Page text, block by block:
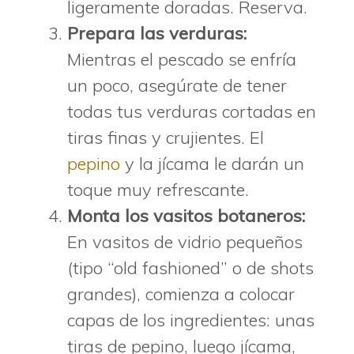
ligeramente doradas. Reserva.
Prepara las verduras:
Mientras el pescado se enfría
un poco, asegúrate de tener
todas tus verduras cortadas en
tiras finas y crujientes. El
pepino y la jícama le darán un
toque muy refrescante.
Monta los vasitos botaneros:
En vasitos de vidrio pequeños
(tipo “old fashioned” o de shots
grandes), comienza a colocar
capas de los ingredientes: unas
tiras de pepino, luego jícama,